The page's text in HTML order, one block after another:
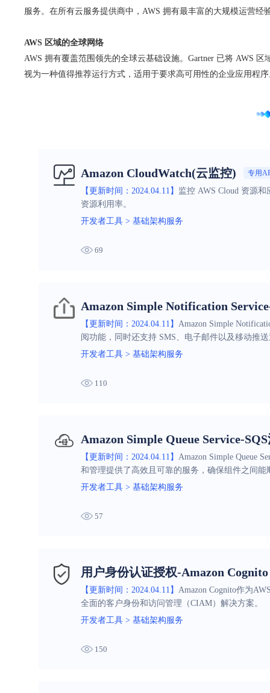
服务。在所有云服务提供商中，AWS 拥有最丰富的大规模运营经
AWS 区域的全球网络
AWS 拥有覆盖范围领先的全球云基础设施。Gartner 已将 AWS 区
视为一种值得推荐运行方式，适用于要求高可用性的企业应用程
Amazon CloudWatch(云监控) 专用
【更新时间：2024.04.11】 监控 AWS Cloud 资源
资源利用率。
开发者工具 > 基础架构服务
69
Amazon Simple Notification
【更新时间：2024.04.11】 Amazon Simple
阅功能，同时还支持 SMS、电子邮件以及移动推
开发者工具 > 基础架构服务
110
Amazon Simple Queue Service-
【更新时间：2024.04.11】 Amazon Simple Queue
和管理提供了高效且可靠的服务，确保组件之间
开发者工具 > 基础架构服务
57
用户身份认证授权-Amazon Cognito
【更新时间：2024.04.11】 Amazon Cognito作为
全面的客户身份和访问管理（CIAM）解决方案。
开发者工具 > 基础架构服务
150